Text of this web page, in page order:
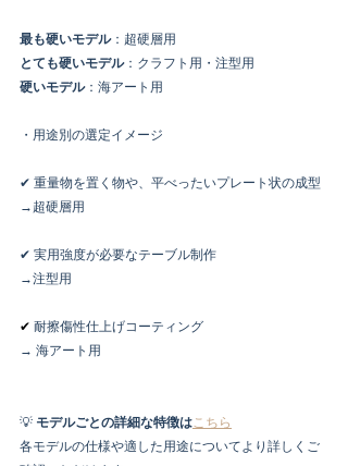
最も硬いモデル：超硬層用
とても硬いモデル：クラフト用・注型用
硬いモデル：海アート用
・用途別の選定イメージ
✔︎ 重量物を置く物や、平べったいプレート状の成型
→超硬層用
✔︎ 実用強度が必要なテーブル制作
→注型用
✔ 耐擦傷性仕上げコーティング
→ 海アート用
💡 モデルごとの詳細な特徴はこちら
各モデルの仕様や適した用途についてより詳しくご